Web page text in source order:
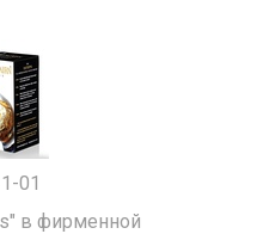
01
в фирменной